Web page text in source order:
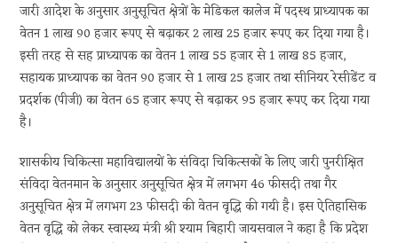
जारी आदेश के अनुसार अनुसूचित क्षेत्रों के मेडिकल कालेज में पदस्थ प्राध्यापक का
वेतन 1 लाख 90 हजार रूपए से बढ़ाकर 2 लाख 25 हजार रूपए कर दिया गया है।
इसी तरह से सह प्राध्यापक का वेतन 1 लाख 55 हजार से 1 लाख 85 हजार,
सहायक प्राध्यापक का वेतन 90 हजार से 1 लाख 25 हजार तथा सीनियर रेसीडेंट व
प्रदर्शक (पीजी) का वेतन 65 हजार रूपए से बढ़ाकर 95 हजार रूपए कर दिया गया
है।
शासकीय चिकित्सा महाविद्यालयों के संविदा चिकित्सकों के लिए जारी पुनरीक्षित
संविदा वेतनमान के अनुसार अनुसूचित क्षेत्र में लगभग 46 फीसदी तथा गैर
अनुसूचित क्षेत्र में लगभग 23 फीसदी की वेतन वृद्धि की गयी है। इस ऐतिहासिक
वेतन वृद्धि को लेकर स्वास्थ्य मंत्री श्री श्याम बिहारी जायसवाल ने कहा है कि प्रदेश